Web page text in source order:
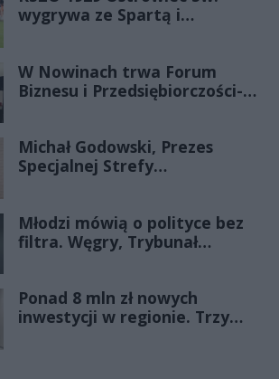
wygrywa ze Spartą i
W Nowinach trwa Forum
Biznesu i Przedsiębiorczości-
Michał Godowski, Prezes
Specjalnej Strefy
Porannej Rozmowy Radia
Rekord Świętokrzyskie
Młodzi mówią o polityce bez
filtra. Węgry, Trybunał
zmienia zasady gry
Ponad 8 mln zł nowych
inwestycji w regionie. Trzy